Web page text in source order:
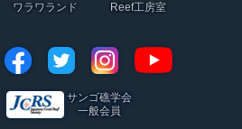
ワラワランド Reef工房室
サンゴ礁学会
一般会員